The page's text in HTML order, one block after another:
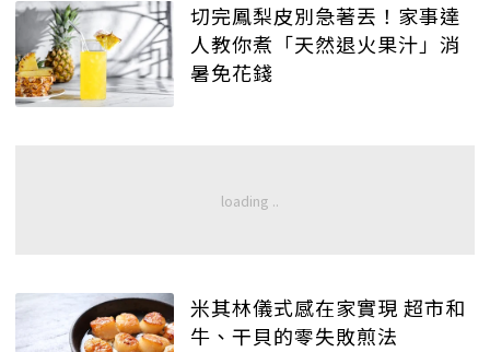
切完鳳梨皮別急著丟！家事達
人教你煮「天然退火果汁」消
暑免花錢
米其林儀式感在家實現 超市和
牛、干貝的零失敗煎法